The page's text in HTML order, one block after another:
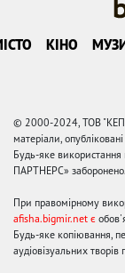
КІНО
© 2000-2024, ТОВ
матеріали,
Будь-яке
ПАРТНЕРС» заборонено.
При правомірному
afisha.bigmir.net є
Будь-яке копіювання,
аудіовізуальних